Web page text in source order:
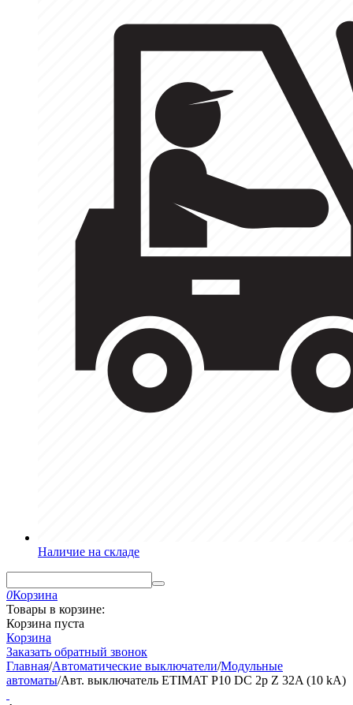
Наличие на складе
0Корзина
Товары в корзине:
Корзина пуста
Корзина
Заказать обратный звонок
Главная/Автоматические выключатели/Модульные
автоматы/Авт. выключатель ETIMAT P10 DC 2p Z 32A (10 kA)